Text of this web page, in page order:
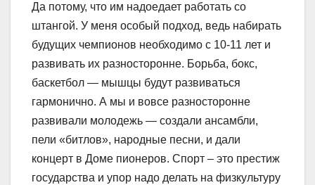
Да потому, что им надоедает работать со
штангой. У меня особый подход, ведь набирать
будущих чемпионов необходимо с 10-11 лет и
развивать их разносторонне. Борьба, бокс,
баскетбол — мышцы будут развиваться
гармонично. А мы и вовсе разносторонне
развивали молодежь — создали ансамбли,
пели «битлов», народные песни, и дали
концерт в Доме пионеров. Спорт – это престиж
государства и упор надо делать на физкультуру